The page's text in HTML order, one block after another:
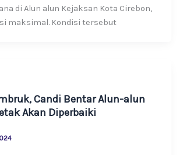
di Alun alun Kejaksan Kota Cirebon,
maksimal. Kondisi tersebut
Candi Bentar Alun-alun
Akan Diperbaiki